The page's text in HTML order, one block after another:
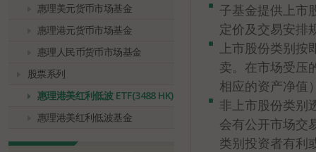
惠理美元货币市场基金
惠理港元货币市场基金
惠理人民币货币市场基金
股票系列
惠理港美红利低波 ETF(3488 HK)
惠理港美红利低波基金
子基金提供上市
定价及交易安排
上市股份类别
卖。在市场受压
相应的资产净值
非上市股份类别
会有公开市场交
类别投资者有利